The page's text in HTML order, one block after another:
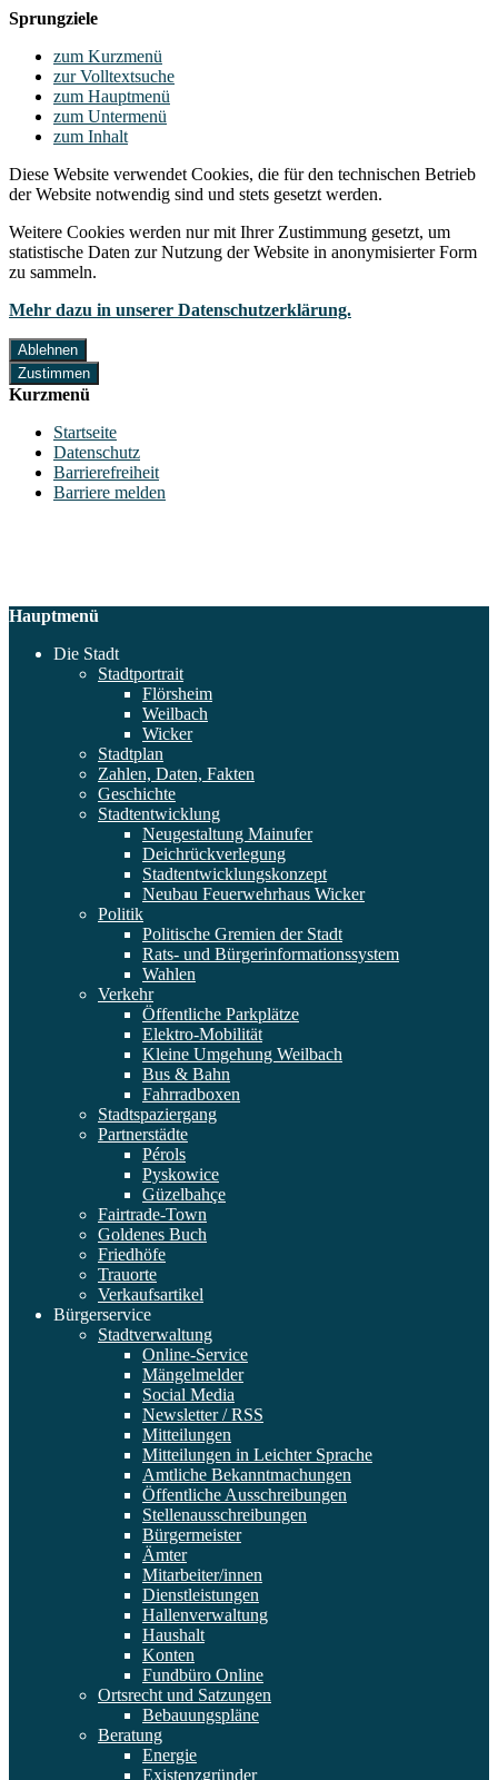
Sprungziele
zum Kurzmenü
zur Volltextsuche
zum Hauptmenü
zum Untermenü
zum Inhalt
Diese Website verwendet Cookies, die für den technischen Betrieb
der Website notwendig sind und stets gesetzt werden.
Weitere Cookies werden nur mit Ihrer Zustimmung gesetzt, um
statistische Daten zur Nutzung der Website in anonymisierter Form
zu sammeln.
Mehr dazu in unserer Datenschutzerklärung.
Ablehnen
Zustimmen
Kurzmenü
Startseite
Datenschutz
Barrierefreiheit
Barriere melden
Hauptmenü
Die Stadt
Stadtportrait
Flörsheim
Weilbach
Wicker
Stadtplan
Zahlen, Daten, Fakten
Geschichte
Stadtentwicklung
Neugestaltung Mainufer
Deichrückverlegung
Stadtentwicklungskonzept
Neubau Feuerwehrhaus Wicker
Politik
Politische Gremien der Stadt
Rats- und Bürgerinformationssystem
Wahlen
Verkehr
Öffentliche Parkplätze
Elektro-Mobilität
Kleine Umgehung Weilbach
Bus & Bahn
Fahrradboxen
Stadtspaziergang
Partnerstädte
Pérols
Pyskowice
Güzelbahçe
Fairtrade-Town
Goldenes Buch
Friedhöfe
Trauorte
Verkaufsartikel
Bürgerservice
Stadtverwaltung
Online-Service
Mängelmelder
Social Media
Newsletter / RSS
Mitteilungen
Mitteilungen in Leichter Sprache
Amtliche Bekanntmachungen
Öffentliche Ausschreibungen
Stellenausschreibungen
Bürgermeister
Ämter
Mitarbeiter/innen
Dienstleistungen
Hallenverwaltung
Haushalt
Konten
Fundbüro Online
Ortsrecht und Satzungen
Bebauungspläne
Beratung
Energie
Existenzgründer